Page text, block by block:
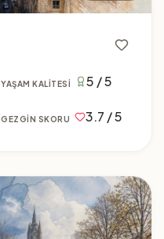
YAŞAM KALITESI 5 / 5
GEZGIN SKORU 3.7 / 5